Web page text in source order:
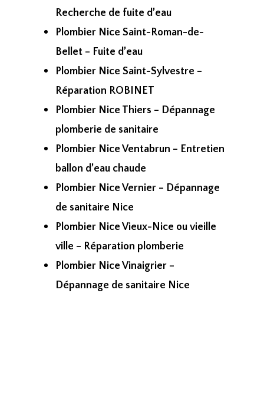
Recherche de fuite d’eau
Plombier Nice Saint-Roman-de-
Bellet – Fuite d’eau
Plombier Nice Saint-Sylvestre –
Réparation ROBINET
Plombier Nice Thiers – Dépannage
plomberie de sanitaire
Plombier Nice Ventabrun – Entretien
ballon d’eau chaude
Plombier Nice Vernier – Dépannage
de sanitaire Nice
Plombier Nice Vieux-Nice ou vieille
ville – Réparation plomberie
Plombier Nice Vinaigrier –
Dépannage de sanitaire Nice